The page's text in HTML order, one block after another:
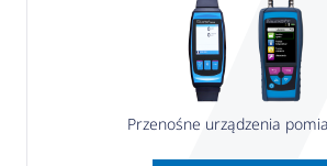
Przenośne urządzenia